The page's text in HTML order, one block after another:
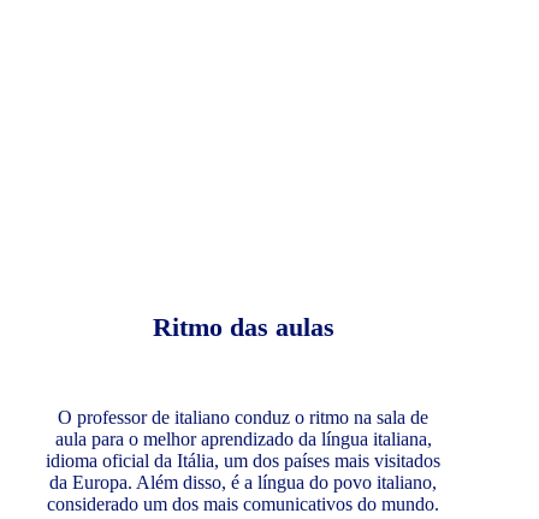
Ritmo das aulas
O professor de italiano conduz o ritmo na sala de
aula para o melhor aprendizado da língua italiana,
idioma oficial da Itália, um dos países mais visitados
da Europa. Além disso, é a língua do povo italiano,
considerado um dos mais comunicativos do mundo.